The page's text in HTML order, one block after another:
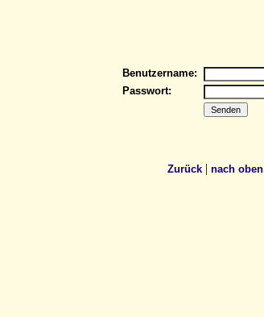
Benutzername:
Passwort:
Zurück| nach oben